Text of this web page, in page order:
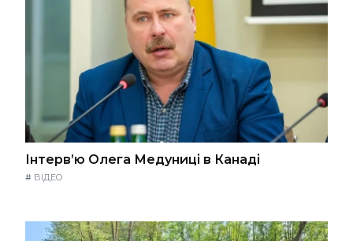
Інтерв’ю Олега Медуниці в Канаді
# ВІДЕО